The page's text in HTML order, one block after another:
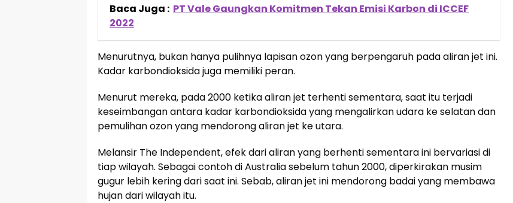
Baca Juga : PT Vale Gaungkan Komitmen Tekan Emisi Karbon di ICCEF
2022
Menurutnya, bukan hanya pulihnya lapisan ozon yang berpengaruh pada aliran jet ini.
Kadar karbondioksida juga memiliki peran.
Menurut mereka, pada 2000 ketika aliran jet terhenti sementara, saat itu terjadi
keseimbangan antara kadar karbondioksida yang mengalirkan udara ke selatan dan
pemulihan ozon yang mendorong aliran jet ke utara.
Melansir The Independent, efek dari aliran yang berhenti sementara ini bervariasi di
tiap wilayah. Sebagai contoh di Australia sebelum tahun 2000, diperkirakan musim
gugur lebih kering dari saat ini. Sebab, aliran jet ini mendorong badai yang membawa
hujan dari wilayah itu.